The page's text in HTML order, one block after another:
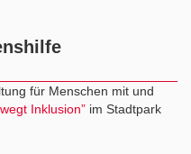
für Menschen mit und
Inklusion” im Stadtpark